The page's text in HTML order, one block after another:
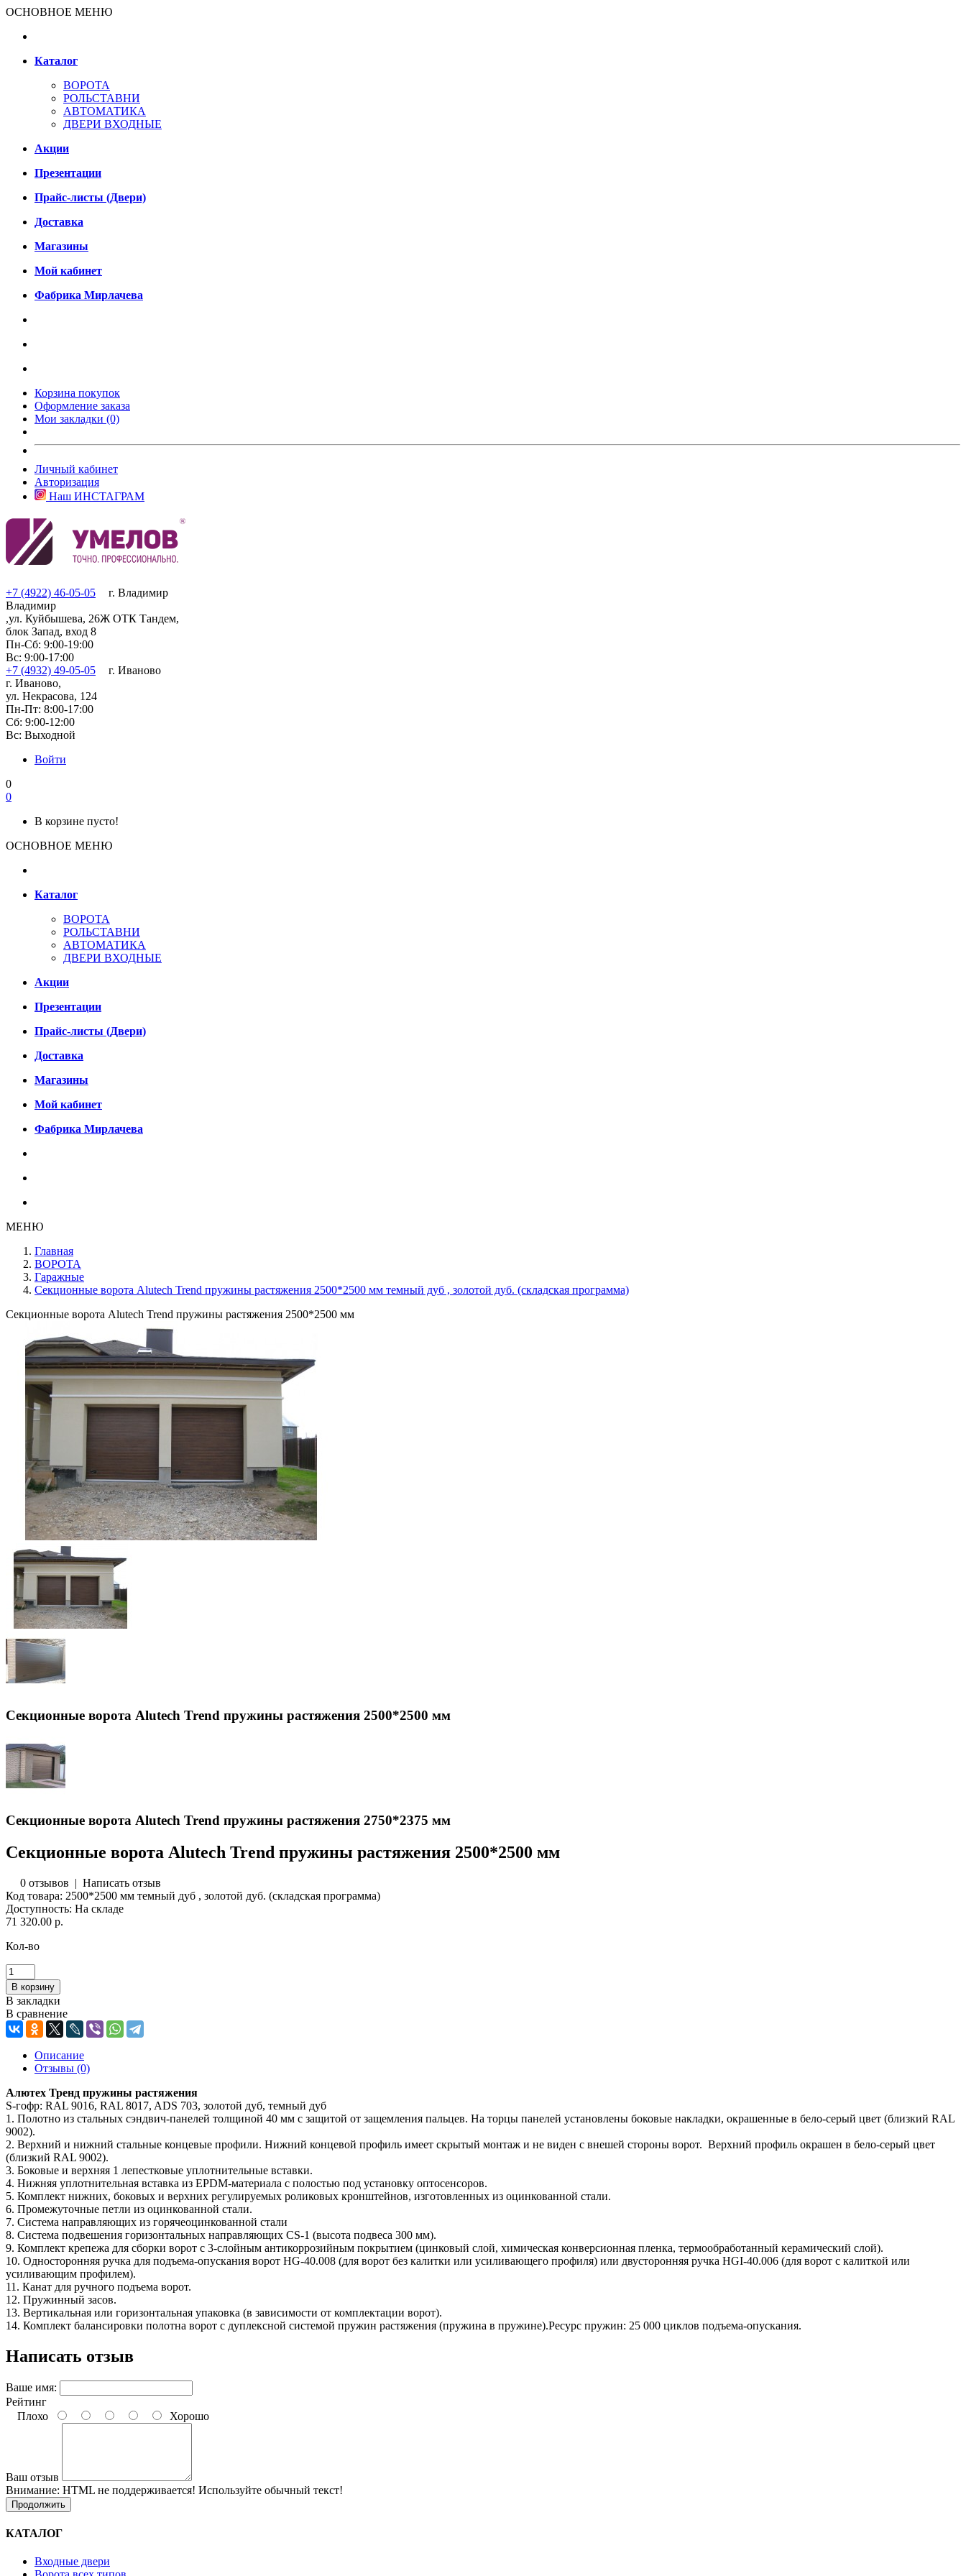
ОСНОВНОЕ МЕНЮ
Каталог
ВОРОТА
РОЛЬСТАВНИ
АВТОМАТИКА
ДВЕРИ ВХОДНЫЕ
Акции
Презентации
Прайс-листы (Двери)
Доставка
Магазины
Мой кабинет
Фабрика Мирлачева
Корзина покупок
Оформление заказа
Мои закладки (0)
Личный кабинет
Авторизация
Наш ИНСТАГРАМ
+7 (4922) 46-05-05
г. Владимир
Владимир
,ул. Куйбышева, 26Ж ОТК Тандем,
блок Запад, вход 8
Пн-Сб: 9:00-19:00
Вс: 9:00-17:00
+7 (4932) 49-05-05
г. Иваново
г. Иваново,
ул. Некрасова, 124
Пн-Пт: 8:00-17:00
Сб: 9:00-12:00
Вс: Выходной
Войти
0
0
В корзине пусто!
ОСНОВНОЕ МЕНЮ
Каталог
ВОРОТА
РОЛЬСТАВНИ
АВТОМАТИКА
ДВЕРИ ВХОДНЫЕ
Акции
Презентации
Прайс-листы (Двери)
Доставка
Магазины
Мой кабинет
Фабрика Мирлачева
МЕНЮ
Главная
ВОРОТА
Гаражные
Секционные ворота Alutech Trend пружины растяжения 2500*2500 мм темный дуб , золотой дуб. (складская программа)
Секционные ворота Alutech Trend пружины растяжения 2500*2500 мм
Секционные ворота Alutech Trend пружины растяжения 2500*2500 мм
Секционные ворота Alutech Trend пружины растяжения 2750*2375 мм
Секционные ворота Alutech Trend пружины растяжения 2500*2500 мм
0 отзывов | Написать отзыв
Код товара: 2500*2500 мм темный дуб , золотой дуб. (складская программа)
Доступность: На складе
71 320.00 р.
Кол-во
В закладки
В сравнение
Описание
Отзывы (0)
Алютех Тренд пружины растяжения
S-гофр: RAL 9016, RAL 8017, ADS 703, золотой дуб, темный дуб
1. Полотно из стальных сэндвич-панелей толщиной 40 мм с защитой от защемления пальцев. На торцы панелей установлены боковые накладки, окрашенные в бело-серый цвет (близкий RAL
9002).
2. Верхний и нижний стальные концевые профили. Нижний концевой профиль имеет скрытый монтаж и не виден с внешей стороны ворот. Верхний профиль окрашен в бело-серый цвет
(близкий RAL 9002).
3. Боковые и верхняя 1 лепестковые уплотнительные вставки.
4. Нижняя уплотнительная вставка из EPDM-материала с полостью под установку оптосенсоров.
5. Комплект нижних, боковых и верхних регулируемых роликовых кронштейнов, изготовленных из оцинкованной стали.
6. Промежуточные петли из оцинкованной стали.
7. Система направляющих из горячеоцинкованной стали
8. Система подвешения горизонтальных направляющих CS-1 (высота подвеса 300 мм).
9. Комплект крепежа для сборки ворот с 3-слойным антикоррозийным покрытием (цинковый слой, химическая конверсионная пленка, термообработанный керамический слой).
10. Односторонняя ручка для подъема-опускания ворот HG-40.008 (для ворот без калитки или усиливающего профиля) или двусторонняя ручка HGI-40.006 (для ворот с калиткой или
усиливающим профилем).
11. Канат для ручного подъема ворот.
12. Пружинный засов.
13. Вертикальная или горизонтальная упаковка (в зависимости от комплектации ворот).
14. Комплект балансировки полотна ворот с дуплексной системой пружин растяжения (пружина в пружине).Ресурс пружин: 25 000 циклов подъема-опускания.
Написать отзыв
Ваше имя:
Рейтинг
Плохо
Хорошо
Ваш отзыв
Внимание: HTML не поддерживается! Используйте обычный текст!
Продолжить
КАТАЛОГ
Входные двери